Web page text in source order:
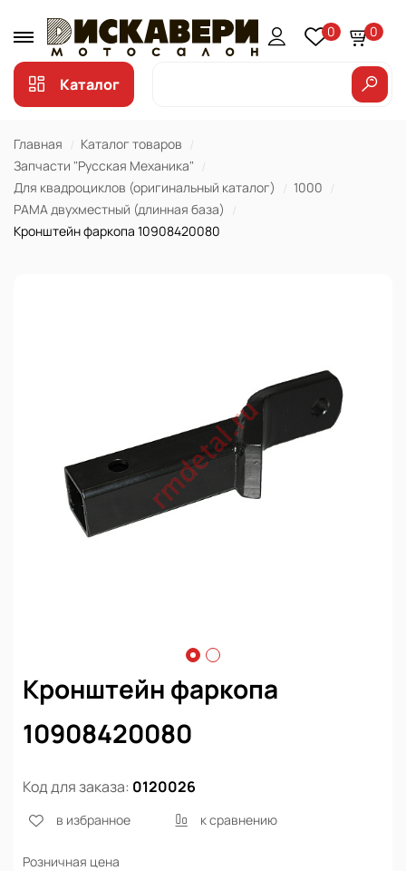
0 0
Каталог
Главная
Каталог товаров
Запчасти "Русская Механика"
Для квадроциклов (оригинальный каталог)
1000
РАМА двухместный (длинная база)
Кронштейн фаркопа 10908420080
Кронштейн фаркопа
10908420080
Код для заказа: 0120026
в избранное к сравнению
Розничная цена